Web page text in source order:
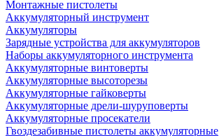
Монтажные пистолеты
Аккумуляторный инструмент
Аккумуляторы
Зарядные устройства для аккумуляторов
Наборы аккумуляторного инструмента
Аккумуляторные винтоверты
Аккумуляторные высоторезы
Аккумуляторные гайковерты
Аккумуляторные дрели-шуруповерты
Аккумуляторные просекатели
Гвоздезабивные пистолеты аккумуляторные